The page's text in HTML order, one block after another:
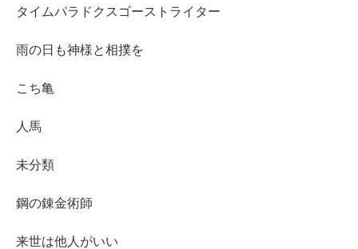
タイムパラドクスゴーストライター
雨の日も神様と相撲を
こち亀
人馬
未分類
鋼の錬金術師
来世は他人がいい